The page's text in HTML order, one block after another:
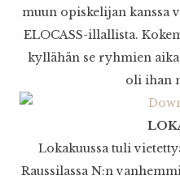
muun opiskelijan kanssa
ELOCASS-illallista.
kyllähän se ryhmien
oli ihan
Lokakuussa tuli
Raussilassa N:n